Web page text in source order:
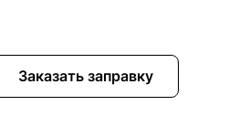
Заказать заправку